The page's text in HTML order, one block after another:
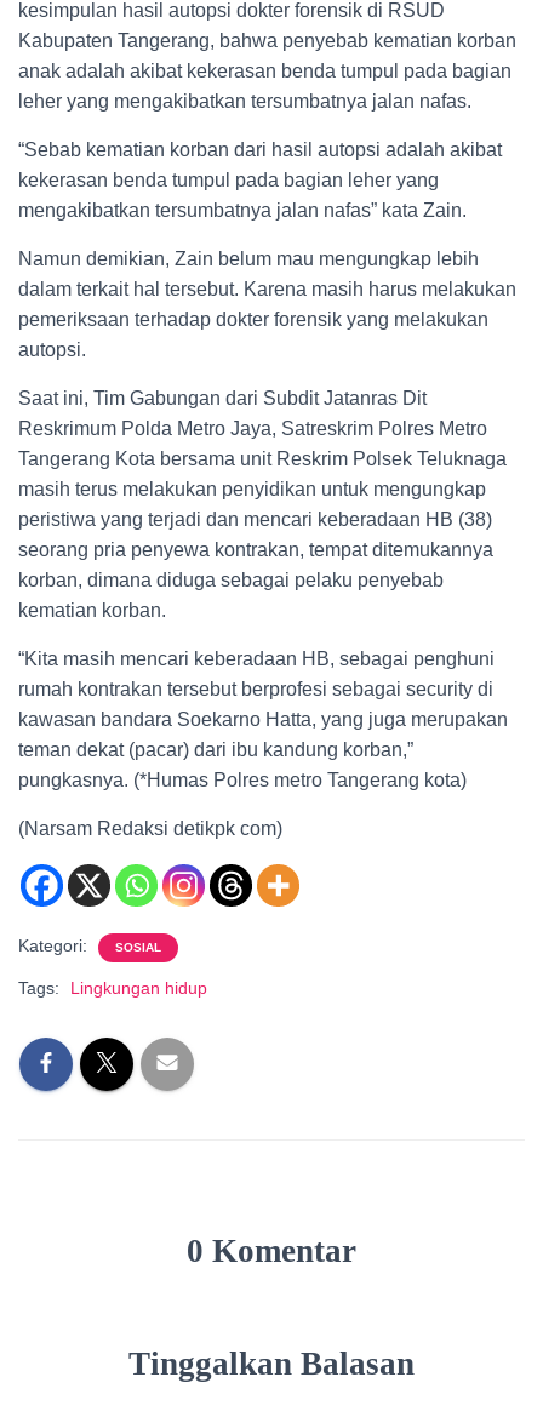
kesimpulan hasil autopsi dokter forensik di RSUD
Kabupaten Tangerang, bahwa penyebab kematian korban
anak adalah akibat kekerasan benda tumpul pada bagian
leher yang mengakibatkan tersumbatnya jalan nafas.
“Sebab kematian korban dari hasil autopsi adalah akibat
kekerasan benda tumpul pada bagian leher yang
mengakibatkan tersumbatnya jalan nafas” kata Zain.
Namun demikian, Zain belum mau mengungkap lebih
dalam terkait hal tersebut. Karena masih harus melakukan
pemeriksaan terhadap dokter forensik yang melakukan
autopsi.
Saat ini, Tim Gabungan dari Subdit Jatanras Dit
Reskrimum Polda Metro Jaya, Satreskrim Polres Metro
Tangerang Kota bersama unit Reskrim Polsek Teluknaga
masih terus melakukan penyidikan untuk mengungkap
peristiwa yang terjadi dan mencari keberadaan HB (38)
seorang pria penyewa kontrakan, tempat ditemukannya
korban, dimana diduga sebagai pelaku penyebab
kematian korban.
“Kita masih mencari keberadaan HB, sebagai penghuni
rumah kontrakan tersebut berprofesi sebagai security di
kawasan bandara Soekarno Hatta, yang juga merupakan
teman dekat (pacar) dari ibu kandung korban,”
pungkasnya. (*Humas Polres metro Tangerang kota)
(Narsam Redaksi detikpk com)
Kategori: SOSIAL
Tags: Lingkungan hidup
0 Komentar
Tinggalkan Balasan